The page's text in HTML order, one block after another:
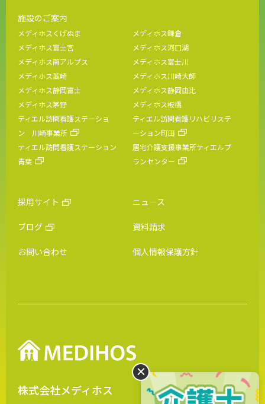
株式会社メディホス
施設のご案内
メディホスくげぬま
メディホス鎌倉
メディホス富士宮
メディホス河口湖
メディホス南アルプス
メディホス富士川
メディホス韮崎
メディホス川崎大師
メディホス静岡富士
メディホス静岡由比
メディホス茅野
メディホス板橋
ティエル訪問看護ステーショ
ン 川崎事業所
ティエル訪問看護リハビリステ
ーション町田
ティエル訪問看護ステーション
青葉
居宅介護支援事業所ティエルプ
ランセンター
採用サイト ニュース
ブログ 資料請求
お問い合わせ 個人情報保護方針